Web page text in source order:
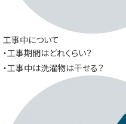
工事中について
・工事期間はどれくらい？
・工事中は洗濯物は干せる？